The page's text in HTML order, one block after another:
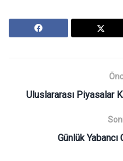
Uluslararası Piyasalar
Günlük